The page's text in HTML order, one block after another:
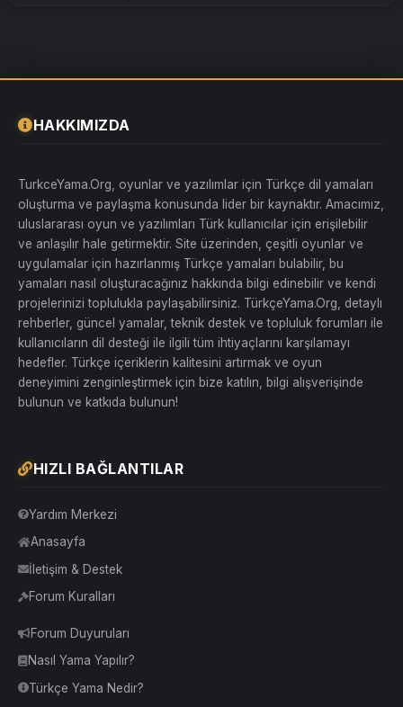
HAKKIMIZDA
TurkceYama.Org, oyunlar ve yazılımlar için Türkçe dil yamaları
oluşturma ve paylaşma konusunda lider bir kaynaktır. Amacımız,
uluslararası oyun ve yazılımları Türk kullanıcılar için erişilebilir
ve anlaşılır hale getirmektir. Site üzerinden, çeşitli oyunlar ve
uygulamalar için hazırlanmış Türkçe yamaları bulabilir, bu
yamaları nasıl oluşturacağınız hakkında bilgi edinebilir ve kendi
projelerinizi toplulukla paylaşabilirsiniz. TürkçeYama.Org, detaylı
rehberler, güncel yamalar, teknik destek ve topluluk forumları ile
kullanıcıların dil desteği ile ilgili tüm ihtiyaçlarını karşılamayı
hedefler. Türkçe içeriklerin kalitesini artırmak ve oyun
deneyimini zenginleştirmek için bize katılın, bilgi alışverişinde
bulunun ve katkıda bulunun!
HIZLI BAĞLANTILAR
Yardım Merkezi
Anasayfa
İletişim & Destek
Forum Kuralları
Forum Duyuruları
Nasıl Yama Yapılır?
Türkçe Yama Nedir?